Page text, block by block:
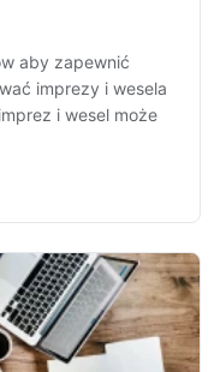
aby zapewnić
imprezy i wesela
i wesel może